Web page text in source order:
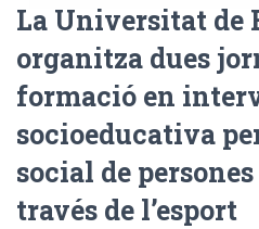
La Universitat de
organitza dues
formació en
socioeducativa
social de
través de l’esport